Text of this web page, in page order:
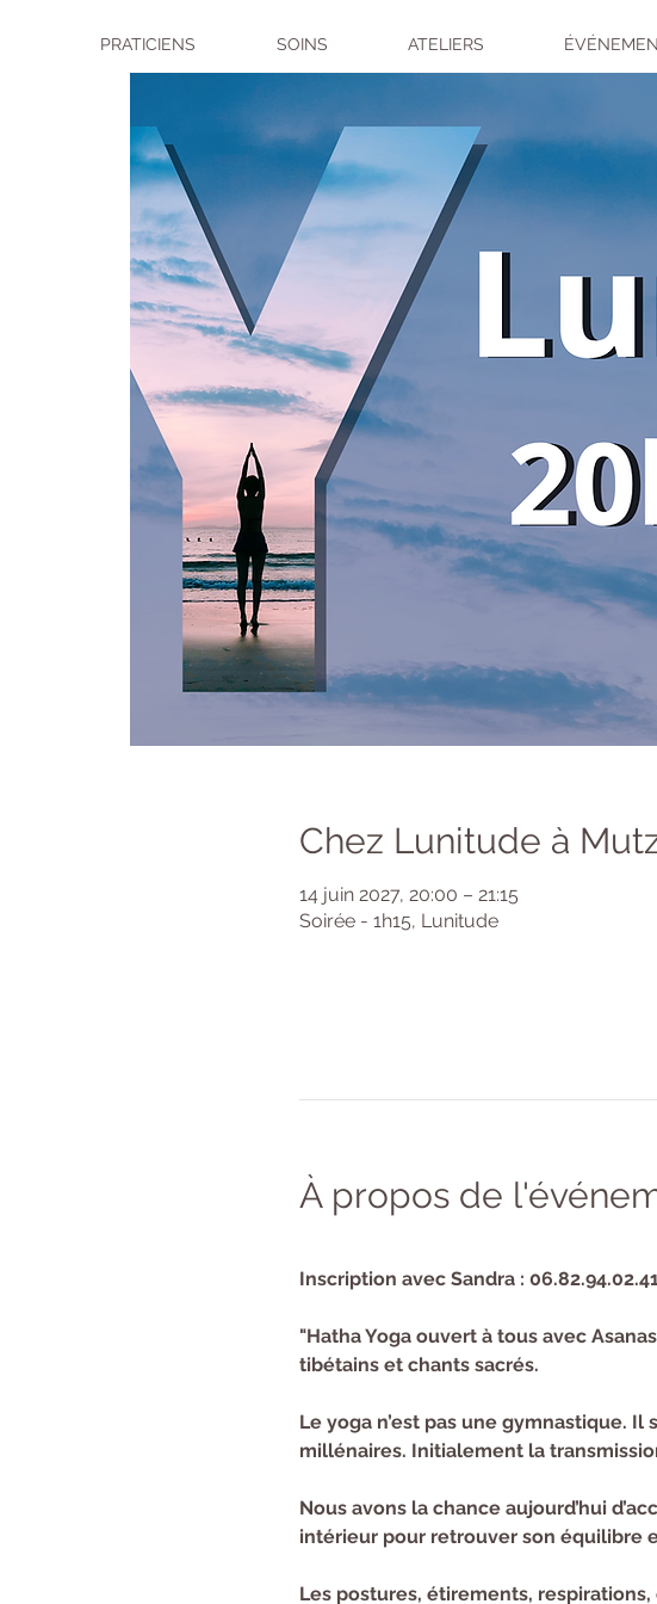
PRATICIENS SOINS ATELIERS
Chez Lunitude à
14 juin 2027, 20:00 – 21:15
Soirée - 1h15, Lunitude
À propos de
Inscription avec Sandra :
"Hatha Yoga ouvert à tous avec
tibétains et chants sacrés.
Le yoga n’est pas une gymnastique. Il
millénaires. Initialement la
Nous avons la chance aujourd’hui
intérieur pour retrouver son équilibre
Les postures, étirements,